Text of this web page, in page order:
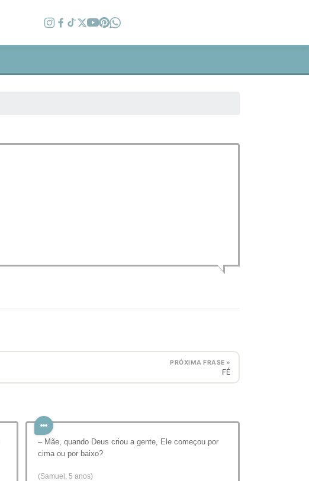
PRÓXIMA FRASE »
FÉ
– Mãe, quando Deus criou a gente, Ele começou por
cima ou por baixo?
(Samuel, 5 anos)